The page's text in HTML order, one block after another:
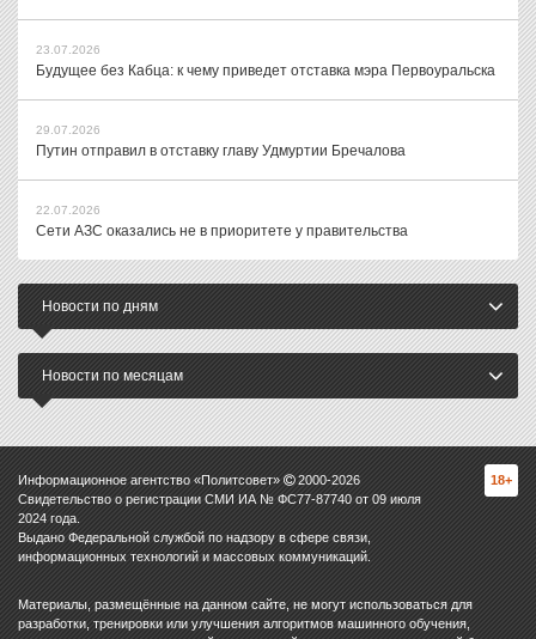
23.07.2026
Будущее без Кабца: к чему приведет отставка мэра Первоуральска
29.07.2026
Путин отправил в отставку главу Удмуртии Бречалова
22.07.2026
Сети АЗС оказались не в приоритете у правительства
Новости по дням
Новости по месяцам
Информационное агентство «Политсовет» 2000-2026
Свидетельство о регистрации СМИ ИА № ФС77-87740 от 09 июля
2024 года.
Выдано Федеральной службой по надзору в сфере связи,
информационных технологий и массовых коммуникаций.
18+
Материалы, размещённые на данном сайте, не могут использоваться для
разработки, тренировки или улучшения алгоритмов машинного обучения,